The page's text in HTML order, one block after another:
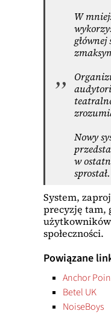
W
Nowy
w
sprostał.
System,
precyzję tam,
społeczności.
Powiązane
Anchor
Betel UK
NoiseBoys